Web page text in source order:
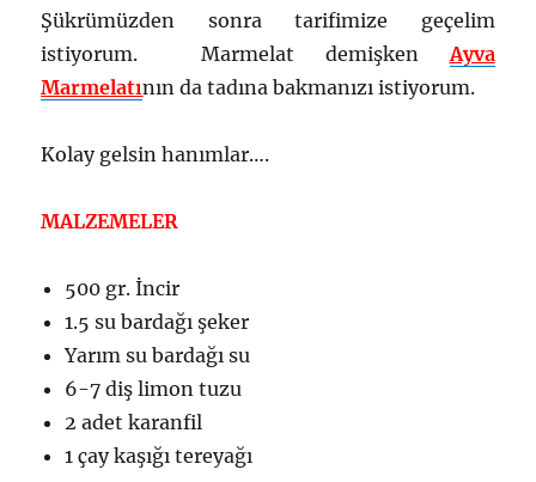
Şükrümüzden sonra tarifimize geçelim
istiyorum. Marmelat demişken Ayva
Marmelatının da tadına bakmanızı istiyorum.
Kolay gelsin hanımlar….
MALZEMELER
500 gr. İncir
1.5 su bardağı şeker
Yarım su bardağı su
6-7 diş limon tuzu
2 adet karanfil
1 çay kaşığı tereyağı